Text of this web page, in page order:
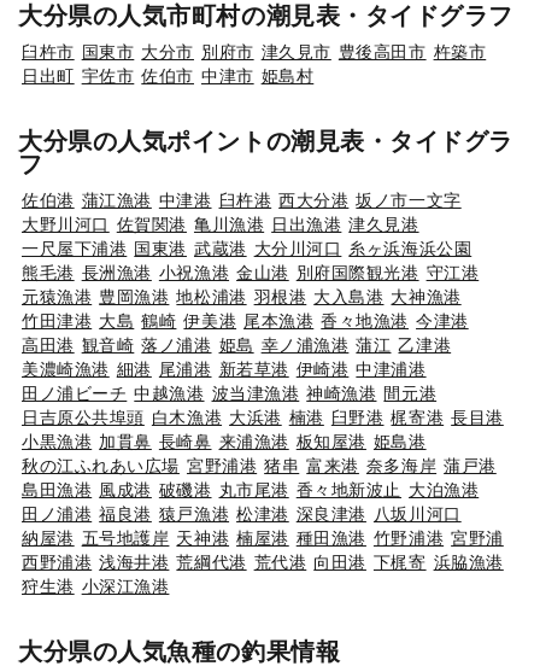
大分県の人気市町村の潮見表・タイドグラフ
臼杵市 国東市 大分市 別府市 津久見市 豊後高田市 杵築市
日出町 宇佐市 佐伯市 中津市 姫島村
大分県の人気ポイントの潮見表・タイドグラ
フ
佐伯港 蒲江漁港 中津港 臼杵港 西大分港 坂ノ市一文字
大野川河口 佐賀関港 亀川漁港 日出漁港 津久見港
一尺屋下浦港 国東港 武蔵港 大分川河口 糸ヶ浜海浜公園
熊毛港 長洲漁港 小祝漁港 金山港 別府国際観光港 守江港
元猿漁港 豊岡漁港 地松浦港 羽根港 大入島港 大神漁港
竹田津港 大島 鶴崎 伊美港 尾本漁港 香々地漁港 今津港
高田港 観音崎 落ノ浦港 姫島 幸ノ浦漁港 蒲江 乙津港
美濃崎漁港 細港 尾浦港 新若草港 伊崎港 中津浦港
田ノ浦ビーチ 中越漁港 波当津漁港 神崎漁港 間元港
日吉原公共埠頭 白木漁港 大浜港 楠港 臼野港 梶寄港 長目港
小黒漁港 加貫鼻 長崎鼻 来浦漁港 板知屋港 姫島港
秋の江ふれあい広場 宮野浦港 猪串 富来港 奈多海岸 蒲戸港
島田漁港 風成港 破磯港 丸市尾港 香々地新波止
大泊漁港
田ノ浦港 福良港 猿戸漁港 松津港 深良津港 八坂川河口
納屋港 五号地護岸 天神港 楠屋港 種田漁港 竹野浦港 宮野浦
西野浦港 浅海井港 荒綱代港 荒代港 向田港 下梶寄 浜脇漁港
狩生港 小深江漁港
大分県の人気魚種の釣果情報